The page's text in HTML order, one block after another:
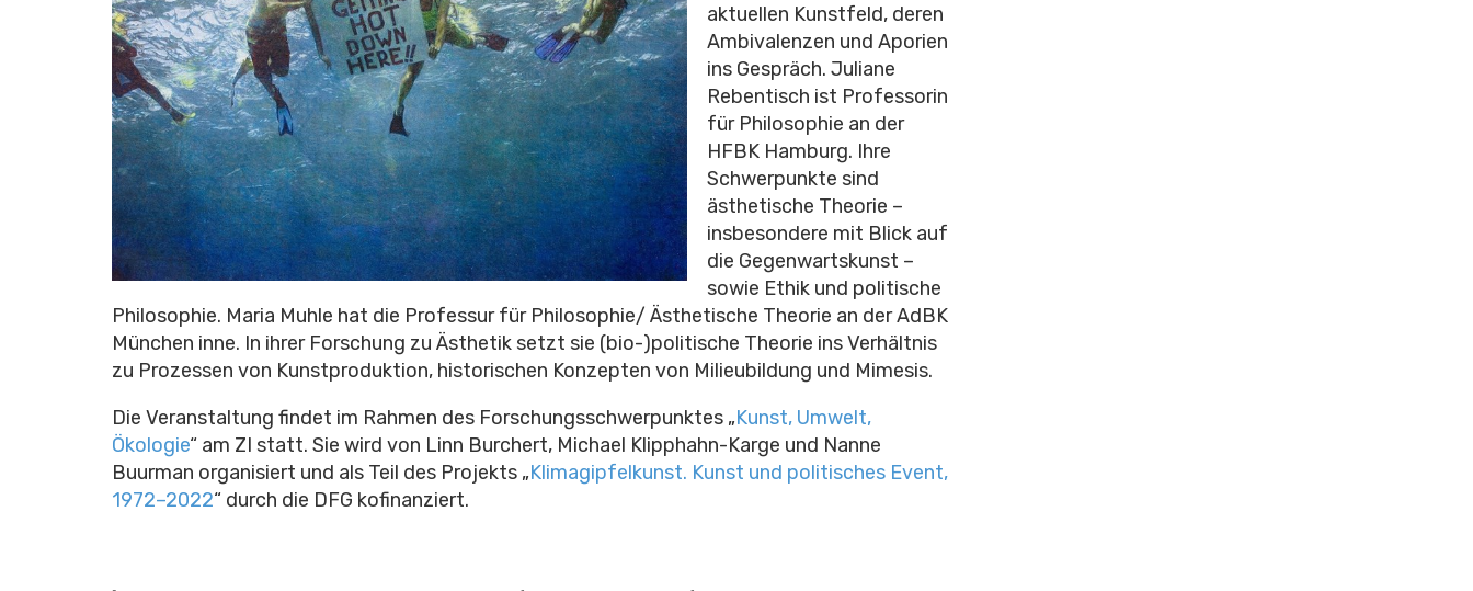
aktuellen Kunstfeld, deren
Ambivalenzen und Aporien
ins Gespräch. Juliane
Rebentisch ist Professorin
für Philosophie an der
HFBK Hamburg. Ihre
Schwerpunkte sind
ästhetische Theorie –
insbesondere mit Blick auf
die Gegenwartskunst –
sowie Ethik und politische
Philosophie. Maria Muhle hat die Professur für Philosophie/ Ästhetische Theorie an der AdBK
München inne. In ihrer Forschung zu Ästhetik setzt sie (bio-)politische Theorie ins Verhältnis
zu Prozessen von Kunstproduktion, historischen Konzepten von Milieubildung und Mimesis.
Die Veranstaltung findet im Rahmen des Forschungsschwerpunktes „Kunst, Umwelt,
Ökologie“ am ZI statt. Sie wird von Linn Burchert, Michael Klipphahn-Karge und Nanne
Buurman organisiert und als Teil des Projekts „Klimagipfelkunst. Kunst und politisches Event,
1972–2022“ durch die DFG kofinanziert.